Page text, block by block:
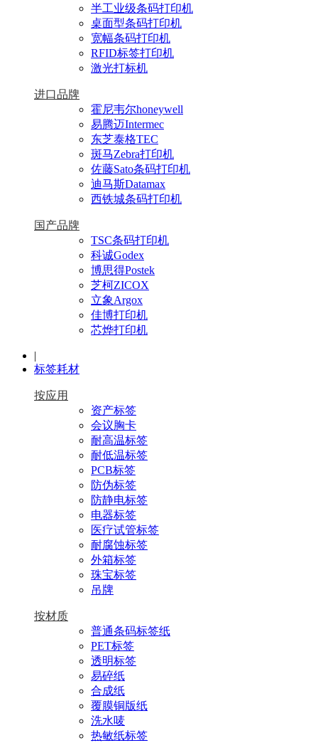
半工业级条码打印机
桌面型条码打印机
宽幅条码打印机
RFID标签打印机
激光打标机
进口品牌
霍尼韦尔honeywell
易腾迈Intermec
东芝泰格TEC
斑马Zebra打印机
佐藤Sato条码打印机
迪马斯Datamax
西铁城条码打印机
国产品牌
TSC条码打印机
科诚Godex
博思得Postek
芝柯ZICOX
立象Argox
佳博打印机
芯烨打印机
|
标签耗材
按应用
资产标签
会议胸卡
耐高温标签
耐低温标签
PCB标签
防伪标签
防静电标签
电器标签
医疗试管标签
耐腐蚀标签
外箱标签
珠宝标签
吊牌
按材质
普通条码标签纸
PET标签
透明标签
易碎纸
合成纸
覆膜铜版纸
洗水唛
热敏纸标签